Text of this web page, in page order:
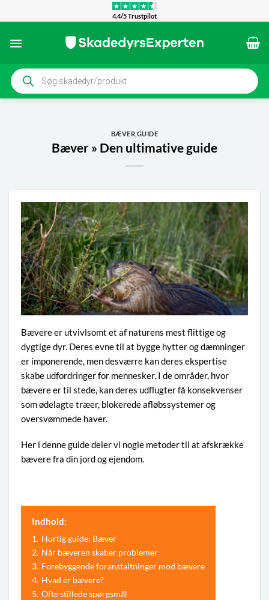
til
4.4/5 Trustpilot
Products
search
BÆVER GUIDE
Bæver » Den ultimative guide
Bævere er utvivlsomt et af naturens mest flittige og
dygtige dyr. Deres evne til at bygge hytter og dæmninger
er imponerende, men desværre kan deres ekspertise
skabe udfordringer for mennesker. I de områder, hvor
bævere er til stede, kan deres udflugter få konsekvenser
som ødelagte træer, blokerede afløbssystemer og
oversvømmede haver.
Her i denne guide deler vi nogle metoder til at afskrække
bævere fra din jord og ejendom.
Indhold:
1. Hurtig guide: Bæver
2. Når bæveren skaber problemer
3. Forebyggende foranstaltninger mod bævere
4. Hvad er bævere?
5. Ofte stillede spørgsmål